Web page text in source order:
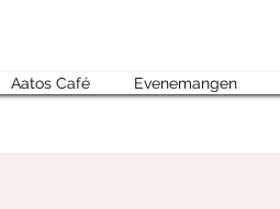
Aatos Café Evenemangen